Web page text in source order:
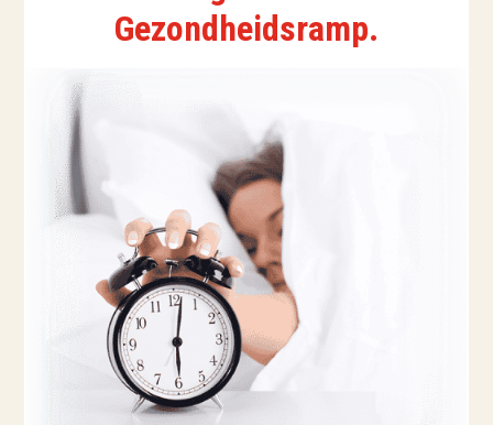
Gezondheidsramp.